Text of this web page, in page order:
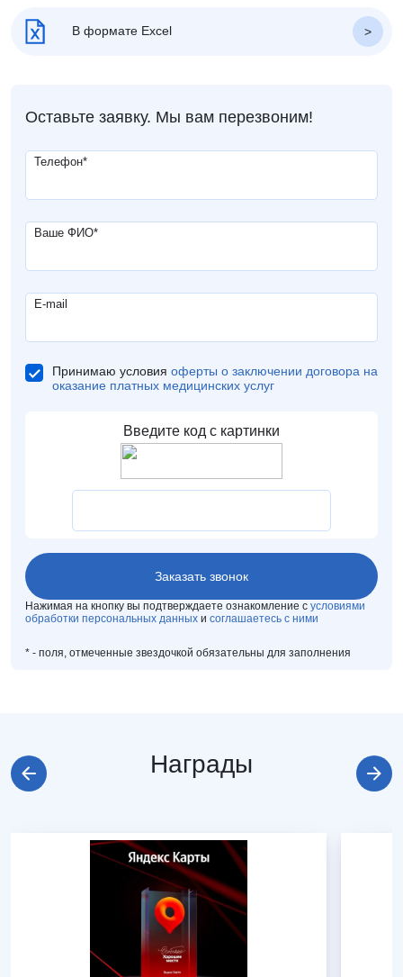
В формате Excel
Оставьте заявку. Мы вам перезвоним!
Телефон*
Ваше ФИО*
E-mail
Принимаю условия оферты о заключении договора на
оказание платных медицинских услуг
Нажимая на кнопку вы подтверждаете ознакомление с условиями
обработки персональных данных и соглашаетесь с ними
* - поля, отмеченные звездочкой обязательны для заполнения
Награды